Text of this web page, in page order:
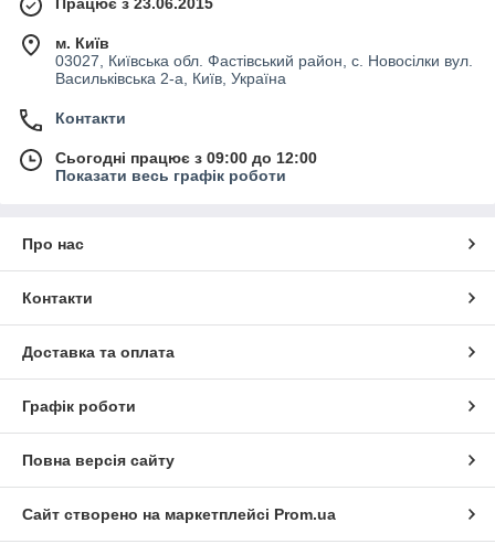
м. Київ
03027, Київська обл. Фастівський район, с. Новосілки вул.
Васильківська 2-а, Київ, Україна
Контакти
Сьогодні працює з 09:00 до 12:00
Показати весь графік роботи
Про нас
Контакти
Доставка та оплата
Графік роботи
Повна версія сайту
Сайт створено на маркетплейсі Prom.ua